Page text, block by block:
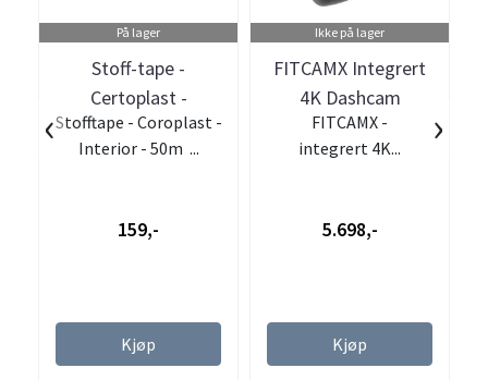
På lager
Stoff-tape -
Certoplast -
Interiørtape - 50m
Stofftape - Coroplast -
Interior - 50m ...
159,-
Kjøp
Ikke på lager
FITCAMX Integrert
4K Dashcam
(foran+bak) Audi
(2016 -->)
FITCAMX -
integrert 4K...
5.698,-
Kjøp
‹ ›